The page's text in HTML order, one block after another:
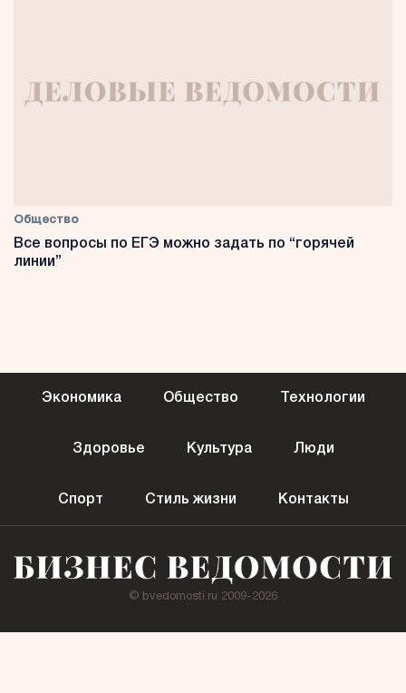
Общество
Все вопросы по ЕГЭ можно задать по “горячей
линии”
Экономика Общество Технологии
Здоровье Культура Люди
Спорт Стиль жизни Контакты
© bvedomosti.ru 2009-2026